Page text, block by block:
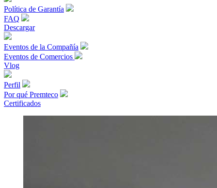
Política de Garantía
FAQ
Descargar
Eventos de la Compañía
Eventos de Comercios
Vlog
Perfil
Por qué Premteco
Certificados